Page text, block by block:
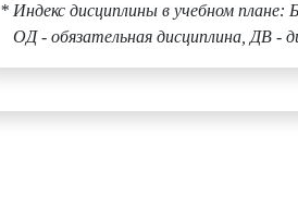
* Индекс дисциплины в учебном плане:
ОД - обязательная дисциплина, ДВ -